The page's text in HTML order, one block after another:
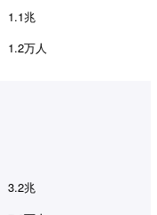
1.1兆
1.2万人
3.2兆